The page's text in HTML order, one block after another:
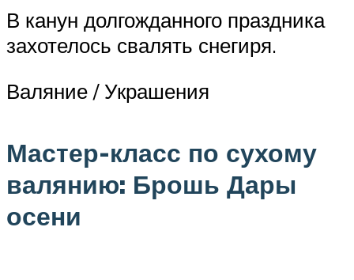
В канун долгожданного праздника
захотелось свалять снегиря.
Валяние / Украшения
Мастер-класс по сухому
валянию: Брошь Дары
осени